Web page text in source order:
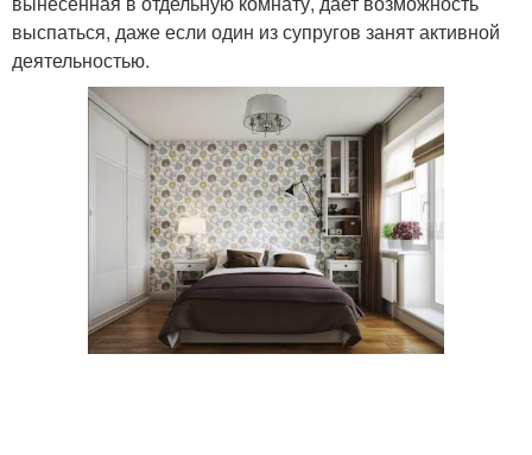
выспаться, даже если один из супругов занят активной
деятельностью.